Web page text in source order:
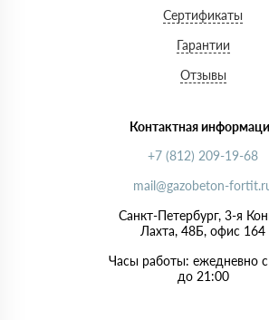
Сертификаты
Гарантии
Отзывы
Контактная
+7 (812) 209-19-68
mail@gazobeton-
Санкт-Петербург, 3-я
Лахта, 48Б, офис 164
Часы работы: ежедневно
до 21:00